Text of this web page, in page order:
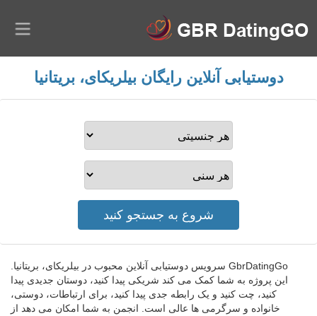
دوستیابی آنلاین رایگان بیلریکای، بریتانیا
GbrDatingGo سرویس دوستیابی آنلاین محبوب در بیلریکای، بریتانیا.
این پروژه به شما کمک می کند شریکی پیدا کنید، دوستان جدیدی پیدا
کنید، چت کنید و یک رابطه جدی پیدا کنید، برای ارتباطات، دوستی،
خانواده و سرگرمی ها عالی است. انجمن به شما امکان می دهد از